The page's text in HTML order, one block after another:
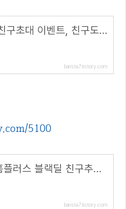
앱테크, 샵백 친구초대 이벤트, 친구도 나도 1만1천원 보너스(초대 코드 : UVOsnO)
barista7.tistory.com
5100
앱테크, 마이홈플러스 블랙딜 친구추천(블랙딜 3종 쿠폰) ( 추천코드 : adbee7d16711 )
barista7.tistory.com